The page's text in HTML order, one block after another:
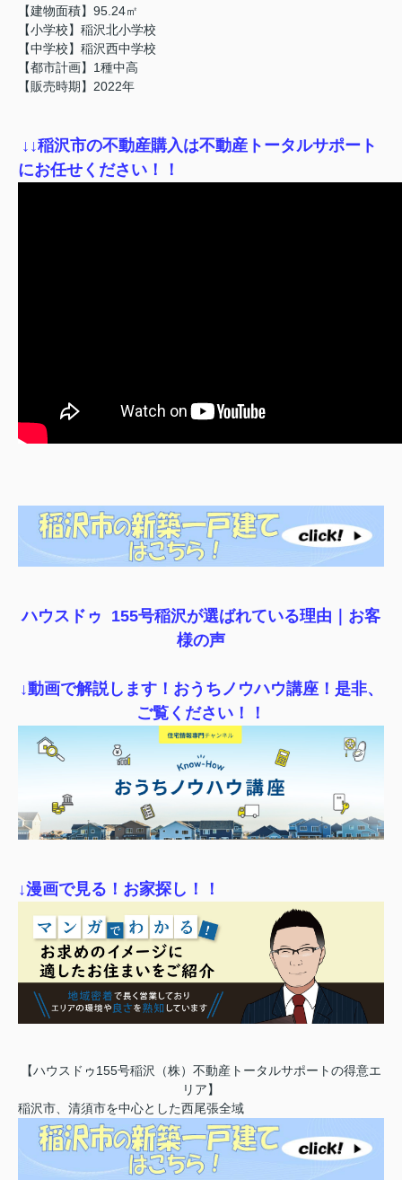
【建物面積】95.24㎡
【小学校】稲沢北小学校
【中学校】稲沢西中学校
【都市計画】1種中高
【販売時期】2022年
↓ ↓稲沢市の不動産購入は不動産トータルサポート
にお任せください！！
ハウスドゥ 155号稲沢が選ばれている理由｜ お客
様の声
↓動画で解説します！おうちノウハウ講座！是非、
ご覧ください！！
↓漫画で見る！お家探し！！
【ハウスドゥ155号稲沢（株）不動産トータルサポートの得意エ
リア】
稲沢市、清須市を中心とした西尾張全域